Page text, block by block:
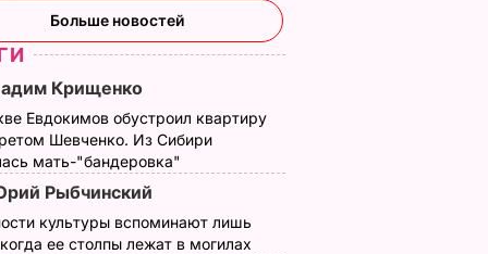
Стив Маккуин снял
видео для Burberry
7 апреля, 08.00БУЛЬВАР
Больше новостей
Крищенко
Евдокимов обустроил квартиру
Шевченко. Из Сибири
мать-"бандеровка"
Рыбчинский
культуры вспоминают лишь
ее столпы лежат в могилах